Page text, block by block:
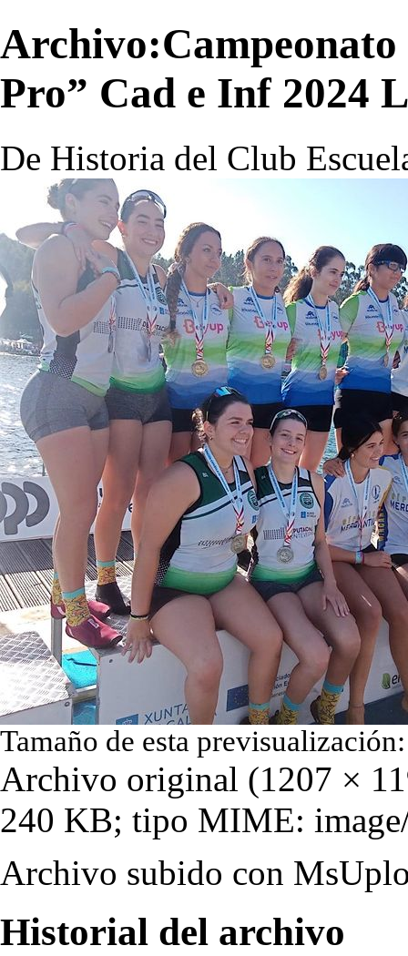
Pro” Cad e Inf 2024
De Historia del Club
Tamaño de esta
Archivo original (1207 ×
240 KB; tipo MIME:
Archivo subido con
Historial del archivo